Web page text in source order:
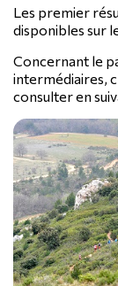
Les premier
disponibles sur
Concernant le
intermédiaires,
consulter en